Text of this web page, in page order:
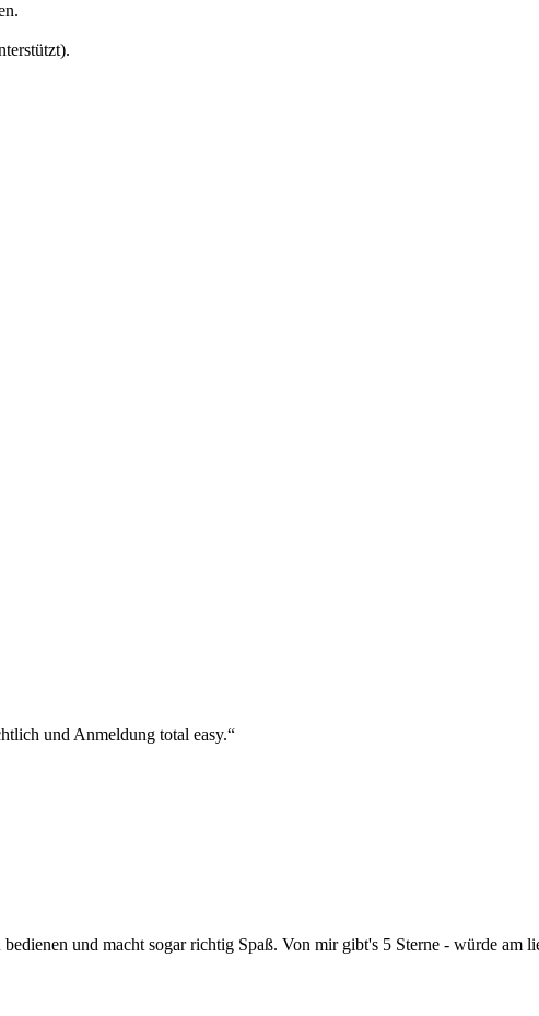
und Anmeldung total easy.“
und macht sogar richtig Spaß. Von mir gibt's 5 Sterne - würde am